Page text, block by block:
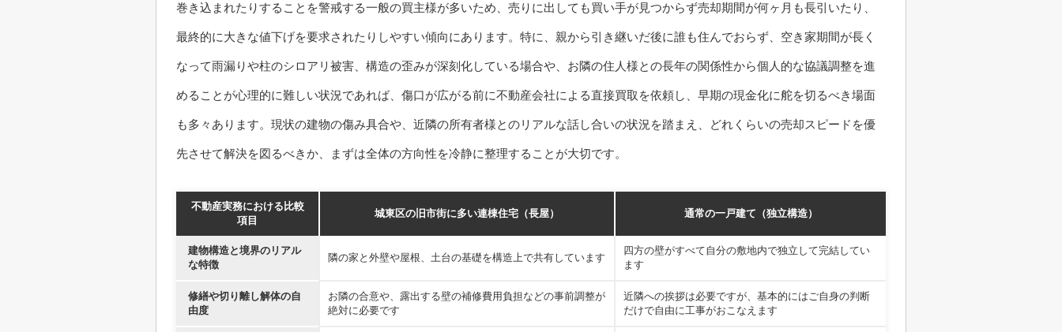
巻き込まれたりすることを警戒する一般の買主様が多いため、売りに出しても買い手が見つからず売却期間が何ヶ月も長引いたり、
最終的に大きな値下げを要求されたりしやすい傾向にあります。特に、親から引き継いだ後に誰も住んでおらず、空き家期間が長く
なって雨漏りや柱のシロアリ被害、構造の歪みが深刻化している場合や、お隣の住人様との長年の関係性から個人的な協議調整を進
めることが心理的に難しい状況であれば、傷口が広がる前に不動産会社による直接買取を依頼し、早期の現金化に舵を切るべき場面
も多々あります。現状の建物の傷み具合や、近隣の所有者様とのリアルな話し合いの状況を踏まえ、どれくらいの売却スピードを優
先させて解決を図るべきか、まずは全体の方向性を冷静に整理することが大切です。
不動産実務における比較
項目
城東区の旧市街に多い連棟住宅（長屋） 通常の一戸建て（独立構造）
建物構造と境界のリアル
な特徴
隣の家と外壁や屋根、土台の基礎を構造上で共有しています
四方の壁がすべて自分の敷地内で独立して完結してい
ます
修繕や切り離し解体の自
由度
お隣の合意や、露出する壁の補修費用負担などの事前調整が
絶対に必要です
近隣への挨拶は必要ですが、基本的にはご自身の判断
だけで自由に工事がおこなえます